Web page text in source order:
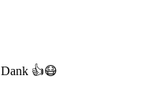
Dank 👍😷